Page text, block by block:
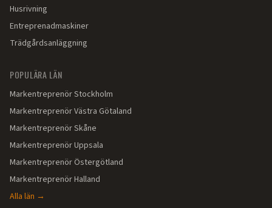
Husrivning
Entreprenadmaskiner
Trädgårdsanläggning
POPULÄRA LÄN
MarkentreprenörStockholm
MarkentreprenörVästra Götaland
MarkentreprenörSkåne
MarkentreprenörUppsala
MarkentreprenörÖstergötland
MarkentreprenörHalland
Alla län →